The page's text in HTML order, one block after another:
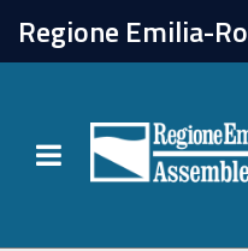
Regione Emilia-
Toggle
chiudi
Catalogo online